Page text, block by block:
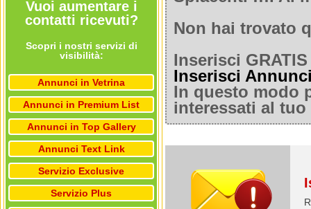
Vuoi aumentare i
contatti ricevuti?
Scopri i nostri servizi di
visibilità:
Annunci in Vetrina
Annunci in Premium List
Annunci in Top Gallery
Annunci Text Link
Servizio Exclusive
Servizio Plus
Non hai trovato
Inserisci
Inserisci
In questo modo
interessati al